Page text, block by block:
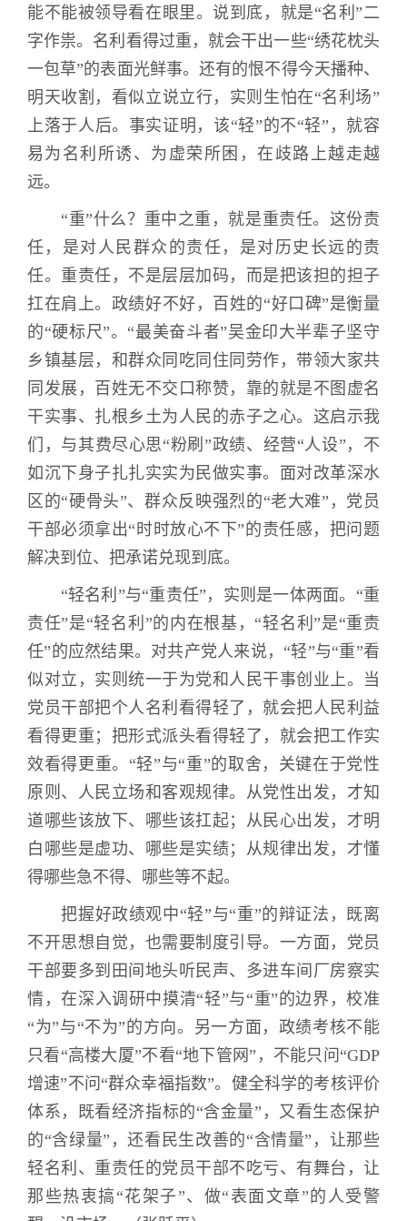
能不能被领导看在眼里。说到底，就是“名利”二
字作祟。名利看得过重，就会干出一些“绣花枕头
一包草”的表面光鲜事。还有的恨不得今天播种、
明天收割，看似立说立行，实则生怕在“名利场”
上落于人后。事实证明，该“轻”的不“轻”，就容
易为名利所诱、为虚荣所困，在歧路上越走越
远。
“重”什么？重中之重，就是重责任。这份责
任，是对人民群众的责任，是对历史长远的责
任。重责任，不是层层加码，而是把该担的担子
扛在肩上。政绩好不好，百姓的“好口碑”是衡量
的“硬标尺”。“最美奋斗者”吴金印大半辈子坚守
乡镇基层，和群众同吃同住同劳作，带领大家共
同发展，百姓无不交口称赞，靠的就是不图虚名
干实事、扎根乡土为人民的赤子之心。这启示我
们，与其费尽心思“粉刷”政绩、经营“人设”，不
如沉下身子扎扎实实为民做实事。面对改革深水
区的“硬骨头”、群众反映强烈的“老大难”，党员
干部必须拿出“时时放心不下”的责任感，把问题
解决到位、把承诺兑现到底。
“轻名利”与“重责任”，实则是一体两面。“重
责任”是“轻名利”的内在根基，“轻名利”是“重责
任”的应然结果。对共产党人来说，“轻”与“重”看
似对立，实则统一于为党和人民干事创业上。当
党员干部把个人名利看得轻了，就会把人民利益
看得更重；把形式派头看得轻了，就会把工作实
效看得更重。“轻”与“重”的取舍，关键在于党性
原则、人民立场和客观规律。从党性出发，才知
道哪些该放下、哪些该扛起；从民心出发，才明
白哪些是虚功、哪些是实绩；从规律出发，才懂
得哪些急不得、哪些等不起。
把握好政绩观中“轻”与“重”的辩证法，既离
不开思想自觉，也需要制度引导。一方面，党员
干部要多到田间地头听民声、多进车间厂房察实
情，在深入调研中摸清“轻”与“重”的边界，校准
“为”与“不为”的方向。另一方面，政绩考核不能
只看“高楼大厦”不看“地下管网”，不能只问“GDP
增速”不问“群众幸福指数”。健全科学的考核评价
体系，既看经济指标的“含金量”，又看生态保护
的“含绿量”，还看民生改善的“含情量”，让那些
轻名利、重责任的党员干部不吃亏、有舞台，让
那些热衷搞“花架子”、做“表面文章”的人受警